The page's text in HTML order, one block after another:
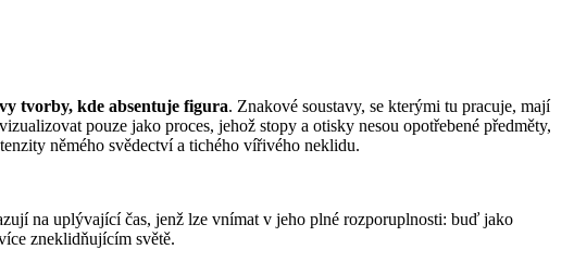
tvorby, kde absentuje figura. Znakové soustavy, se kterými tu pracuje, mají
pouze jako proces, jehož stopy a otisky nesou opotřebené předměty,
němého svědectví a tichého vířivého neklidu.
na uplývající čas, jenž lze vnímat v jeho plné rozporuplnosti: buď jako
zneklidňujícím světě.